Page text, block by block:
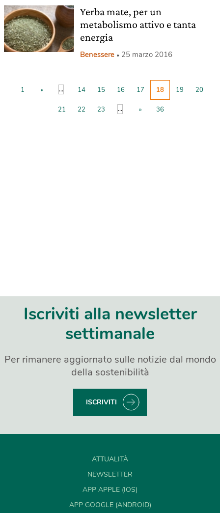
Yerba mate, per un
metabolismo attivo e tanta
energia
Benessere 25 marzo 2016
1 « ... 14 15 16 17 18 19 20
21 22 23 ... » 36
Iscriviti alla newsletter
settimanale
Per rimanere aggiornato sulle notizie dal mondo
della sostenibilità
ISCRIVITI
ATTUALITÀ
NEWSLETTER
APP APPLE (IOS)
APP GOOGLE (ANDROID)